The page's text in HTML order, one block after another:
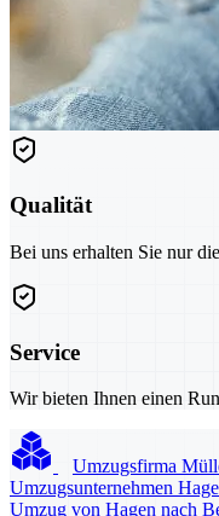
Qualität
Bei uns erhalten Sie nur
Service
Wir bieten Ihnen einen
Umzugsfirma
Umzugsunternehmen
Umzug von Hagen nach